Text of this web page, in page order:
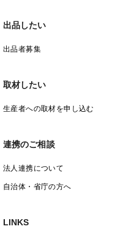
出品したい
出品者募集
取材したい
生産者への取材を申し込む
連携のご相談
法人連携について
自治体・省庁の方へ
LINKS